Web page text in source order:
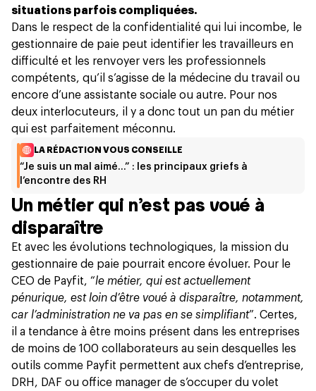
situations parfois compliquées.
Dans le respect de la confidentialité qui lui incombe, le
gestionnaire de paie peut identifier les travailleurs en
difficulté et les renvoyer vers les professionnels
compétents, qu’il s’agisse de la médecine du travail ou
encore d’une assistante sociale ou autre. Pour nos
deux interlocuteurs, il y a donc tout un pan du métier
qui est parfaitement méconnu.
LA RÉDACTION VOUS CONSEILLE
“Je suis un mal aimé…” : les principaux griefs à
l’encontre des RH
Un métier qui n’est pas voué à
disparaître
Et avec les évolutions technologiques, la mission du
gestionnaire de paie pourrait encore évoluer. Pour le
CEO de Payfit, “le métier, qui est actuellement
pénurique, est loin d’être voué à disparaître, notamment,
car l’administration ne va pas en se simplifiant”. Certes,
il a tendance à être moins présent dans les entreprises
de moins de 100 collaborateurs au sein desquelles les
outils comme Payfit permettent aux chefs d’entreprise,
DRH, DAF ou office manager de s’occuper du volet